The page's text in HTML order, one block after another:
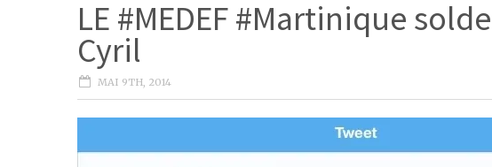
LE #MEDEF #Martinique
Cyril
MAI 9TH, 2014